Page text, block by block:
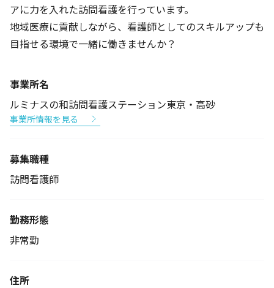
アに力を入れた訪問看護を行っています。
地域医療に貢献しながら、看護師としてのスキルアップも
目指せる環境で一緒に働きませんか？
事業所名
ルミナスの和訪問看護ステーション東京・高砂
事業所情報を見る
募集職種
訪問看護師
勤務形態
非常勤
住所